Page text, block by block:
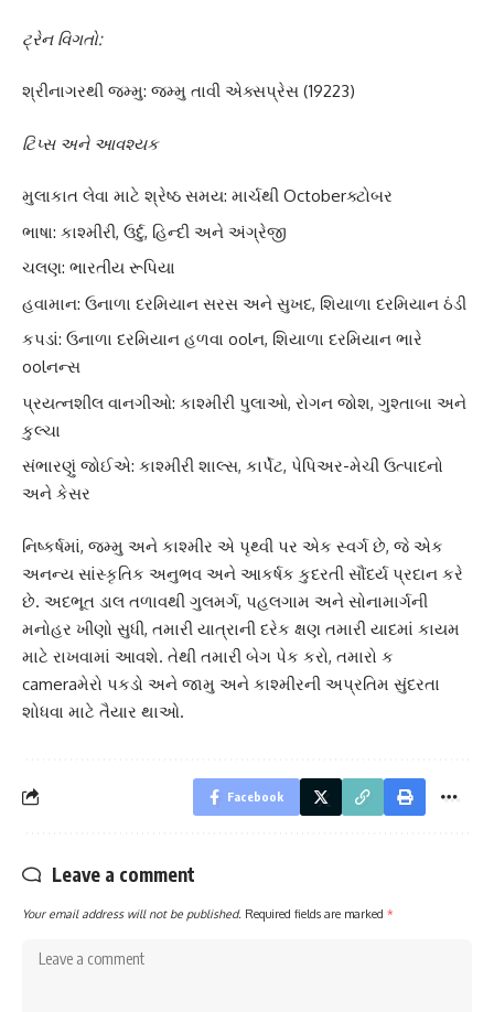
ટ્રેન વિગતો:
શ્રીનાગરથી જમ્મુ: જમ્મુ તાવી એક્સપ્રેસ (19223)
ટિપ્સ અને આવશ્યક
મુલાકાત લેવા માટે શ્રેષ્ઠ સમય: માર્ચથી Octoberક્ટોબર
ભાષા: કાશ્મીરી, ઉર્દુ, હિન્દી અને અંગ્રેજી
ચલણ: ભારતીય રૂપિયા
હવામાન: ઉનાળા દરમિયાન સરસ અને સુખદ, શિયાળા દરમિયાન ઠંડી
કપડાં: ઉનાળા દરમિયાન હળવા oolન, શિયાળા દરમિયાન ભારે
oolનન્સ
પ્રયત્નશીલ વાનગીઓ: કાશ્મીરી પુલાઓ, રોગન જોશ, ગુશ્તાબા અને
કુલ્ચા
સંભારણું જોઈએ: કાશ્મીરી શાલ્સ, કાર્પેટ, પેપિઅર-મેચી ઉત્પાદનો
અને કેસર
નિષ્કર્ષમાં, જમ્મુ અને કાશ્મીર એ પૃથ્વી પર એક સ્વર્ગ છે, જે એક
અનન્ય સાંસ્કૃતિક અનુભવ અને આકર્ષક કુદરતી સૌંદર્ય પ્રદાન કરે
છે. અદભૂત ડાલ તળાવથી ગુલમર્ગ, પહલગામ અને સોનામાર્ગની
મનોહર ખીણો સુધી, તમારી યાત્રાની દરેક ક્ષણ તમારી યાદમાં કાયમ
માટે રાખવામાં આવશે. તેથી તમારી બેગ પેક કરો, તમારો ક
cameraમેરો પકડો અને જામુ અને કાશ્મીરની અપ્રતિમ સુંદરતા
શોધવા માટે તૈયાર થાઓ.
Facebook
Leave a comment
Your email address will not be published. Required fields are marked *